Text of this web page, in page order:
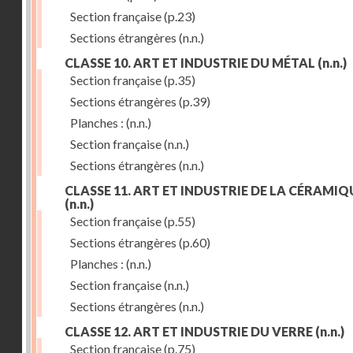
Section française(p.23)
Sections étrangères (n.n.)
CLASSE 10. ART ET INDUSTRIE DU MÉTAL (n.n.)
Section française(p.35)
Sections étrangères (p.39)
Planches : (n.n.)
Section française(n.n.)
Sections étrangères (n.n.)
CLASSE 11. ART ET INDUSTRIE DE LA
(n.n.)
Section française(p.55)
Sections étrangères (p.60)
Planches : (n.n.)
Section française(n.n.)
Sections étrangères (n.n.)
CLASSE 12. ART ET INDUSTRIE DU VERRE (n.n.)
Section française(p.75)